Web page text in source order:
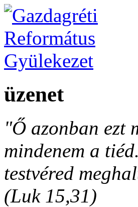
üzenet
"Ő azonban ezt
mindenem a
testvéred
(Luk 15,31)